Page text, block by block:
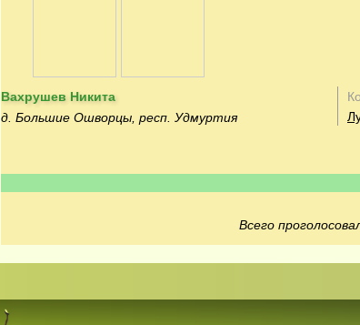
Вахрушев Никита
д. Большие Ошворцы, респ. Удмуртия
Всего